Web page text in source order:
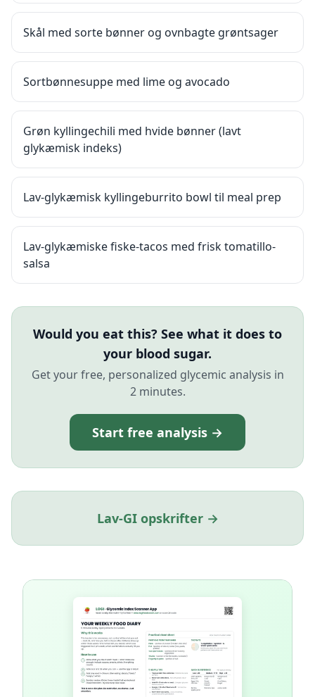
Skål med sorte bønner og ovnbagte grøntsager
Sortbønnesuppe med lime og avocado
Grøn kyllingechili med hvide bønner (lavt
glykæmisk indeks)
Lav-glykæmisk kyllingeburrito bowl til meal prep
Lav-glykæmiske fiske-tacos med frisk tomatillo-
salsa
Would you eat this? See what it does to
your blood sugar.
Get your free, personalized glycemic analysis in
2 minutes.
Start free analysis →
Lav-GI opskrifter →